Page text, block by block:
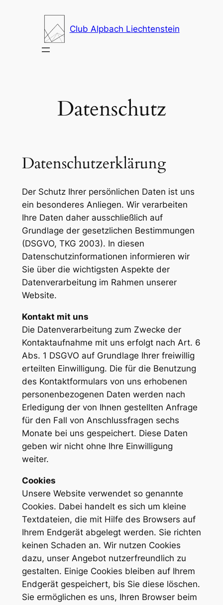
Club Alpbach Liechtenstein
Datenschutz
Datenschutzerklärung
Der Schutz Ihrer persönlichen Daten ist uns
ein besonderes Anliegen. Wir verarbeiten
Ihre Daten daher ausschließlich auf
Grundlage der gesetzlichen Bestimmungen
(DSGVO, TKG 2003). In diesen
Datenschutzinformationen informieren wir
Sie über die wichtigsten Aspekte der
Datenverarbeitung im Rahmen unserer
Website.
Kontakt mit uns
Die Datenverarbeitung zum Zwecke der
Kontaktaufnahme mit uns erfolgt nach Art. 6
Abs. 1 DSGVO auf Grundlage Ihrer freiwillig
erteilten Einwilligung. Die für die Benutzung
des Kontaktformulars von uns erhobenen
personenbezogenen Daten werden nach
Erledigung der von Ihnen gestellten Anfrage
für den Fall von Anschlussfragen sechs
Monate bei uns gespeichert. Diese Daten
geben wir nicht ohne Ihre Einwilligung
weiter.
Cookies
Unsere Website verwendet so genannte
Cookies. Dabei handelt es sich um kleine
Textdateien, die mit Hilfe des Browsers auf
Ihrem Endgerät abgelegt werden. Sie richten
keinen Schaden an. Wir nutzen Cookies
dazu, unser Angebot nutzerfreundlich zu
gestalten. Einige Cookies bleiben auf Ihrem
Endgerät gespeichert, bis Sie diese löschen.
Sie ermöglichen es uns, Ihren Browser beim